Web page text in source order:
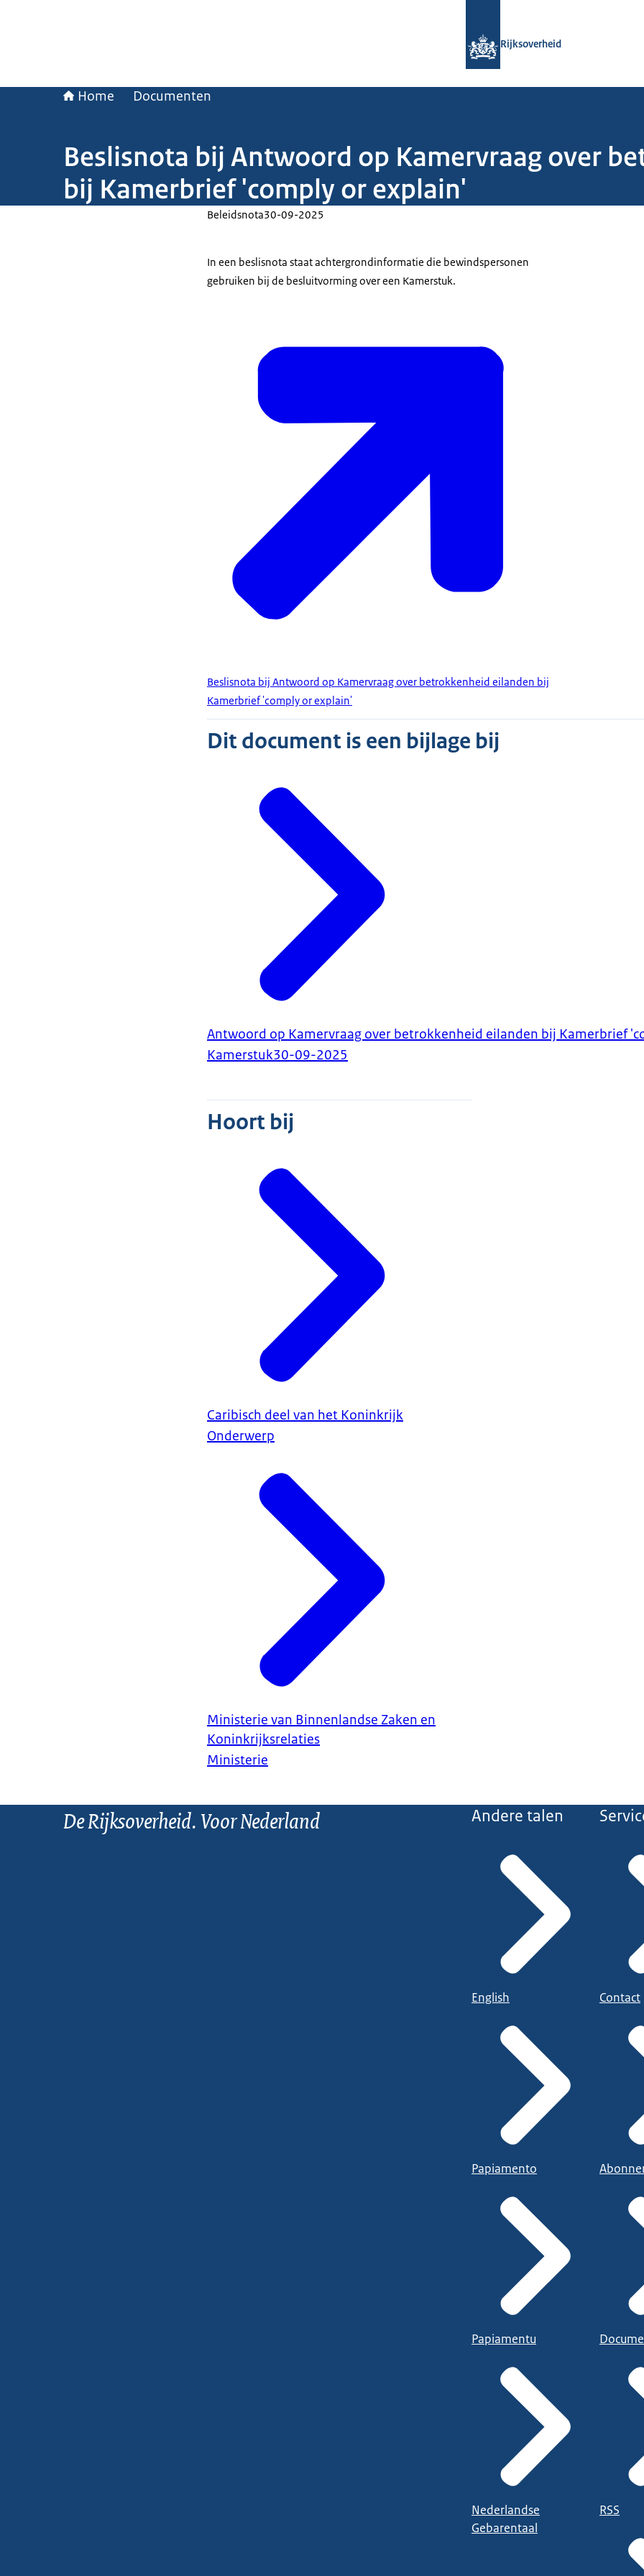
Rijksoverheid
Home Documenten
Beslisnota bij Antwoord op Kamervraag over
bij Kamerbrief 'comply or explain'
Beleidsnota30-09-2025
In een beslisnota staat achtergrondinformatie die bewindspersonen
gebruiken bij de besluitvorming over een Kamerstuk.
Beslisnota bij Antwoord op Kamervraag over betrokkenheid eilanden bij
Kamerbrief 'comply or explain'
Dit document is een bijlage bij
Antwoord op Kamervraag over betrokkenheid eilanden bij Kamerbrief
Kamerstuk30-09-2025
Hoort bij
Caribisch deel van het Koninkrijk
Onderwerp
Ministerie van Binnenlandse Zaken en
Koninkrijksrelaties
Ministerie
De Rijksoverheid. Voor Nederland Andere talen
English
Papiamento
Papiamentu
Nederlandse
Gebarentaal
Contact
RSS